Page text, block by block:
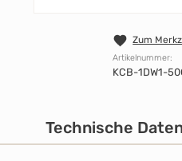
Zum
Artikelnummer:
KCB-1DW1-
Technische